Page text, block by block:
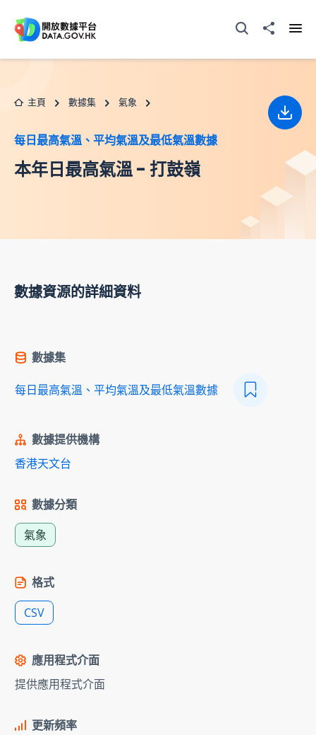
打開搜尋器分享至
主頁 數據集 氣象
每日最高氣溫、平均氣溫及最低氣溫數據
本年日最高氣溫 - 打鼓嶺
下載
數據資源的詳細資料
數據集
每日最高氣溫、平均氣溫及最低氣溫數據
數據提供機構
香港天文台
數據分類
氣象
格式
CSV
應用程式介面
提供應用程式介面
更新頻率